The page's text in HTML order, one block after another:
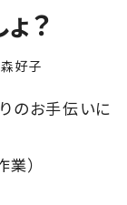
？
好子
のお手伝いに
業）